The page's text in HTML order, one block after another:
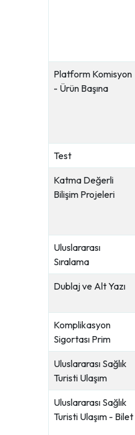
Platform Komisyon
- Ürün Başına
Test
Katma Değerli
Bilişim Projeleri
Uluslararası
Sıralama
Dublaj ve Alt Yazı
Komplikasyon
Sigortası Prim
Uluslararası Sağlık
Turisti Ulaşım
Uluslararası Sağlık
Turisti Ulaşım - Bilet